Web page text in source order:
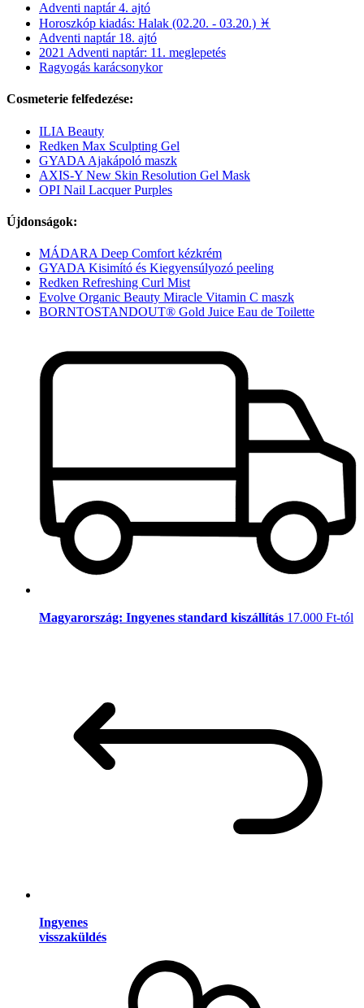
Adventi naptár 4. ajtó
Horoszkóp kiadás: Halak (02.20. - 03.20.) ♓
Adventi naptár 18. ajtó
2021 Adventi naptár: 11. meglepetés
Ragyogás karácsonykor
Cosmeterie felfedezése:
ILIA Beauty
Redken Max Sculpting Gel
GYADA Ajakápoló maszk
AXIS-Y New Skin Resolution Gel Mask
OPI Nail Lacquer Purples
Újdonságok:
MÁDARA Deep Comfort kézkrém
GYADA Kisimító és Kiegyensúlyozó peeling
Redken Refreshing Curl Mist
Evolve Organic Beauty Miracle Vitamin C maszk
BORNTOSTANDOUT® Gold Juice Eau de Toilette
Magyarország: Ingyenes standard kiszállítás 17.000 Ft-tól
Ingyenes
visszaküldés